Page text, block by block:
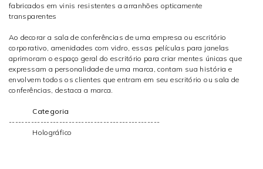
fabricados em vinis resistentes a arranhões opticamente
transparentes
Ao decorar a sala de conferências de uma empresa ou escritório
corporativo, amenidades com vidro, essas películas para janelas
aprimoram o espaço geral do escritório para criar mentes únicas que
expressam a personalidade de uma marca, contam sua história e
envolvem todos os clientes que entram em seu escritório ou sala de
conferências, destaca a marca.
Categoria
------------------------------------------------
Holográfico